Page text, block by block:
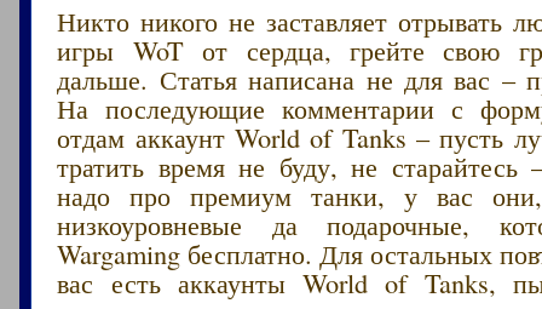
Никто никого не заставляет отрывать
игры WoT от сердца, грейте свою
дальше. Статья написана не для вас –
На последующие комментарии с
отдам аккаунт World of Tanks – пусть
тратить время не буду, не
надо про премиум танки, у вас они,
низкоуровневые да подарочные,
Wargaming бесплатно. Для остальных
вас есть аккаунты World of Tanks,